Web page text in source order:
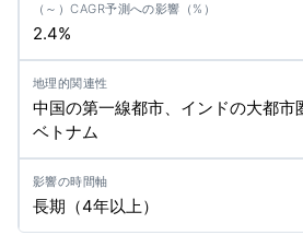
2.4%
中国の第一線都市、インドの大都市
ベトナム
長期（4年以上）